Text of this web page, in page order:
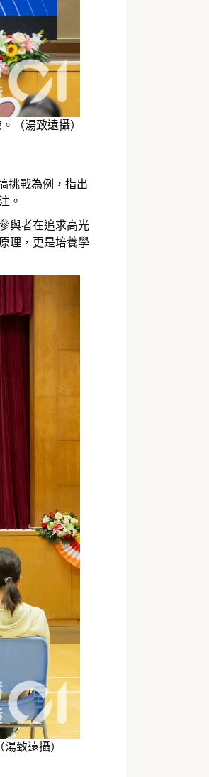
（湯致遠攝）
挑戰為例，指出
。
與者在追求高光
理，更是培養學
致遠攝）